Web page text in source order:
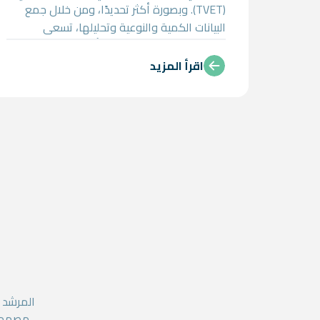
(TVET). وبصورة أكثر تحديدًا، ومن خلال جمع
البيانات الكمية والنوعية وتحليلها، تسعى
المهمة إلى: • تقييم تنفيذ وأثر نظام إدارة
الجودة (QMS) في مدارس التعليم الفني
والتدريب المهني. • قياس مستوى مشاركة
اقرأ المزيد